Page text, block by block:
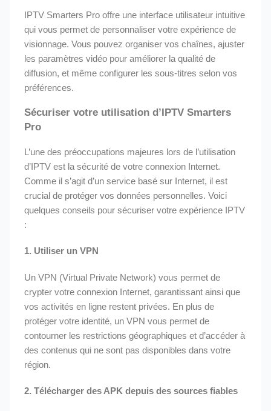
IPTV Smarters Pro offre une interface utilisateur intuitive
qui vous permet de personnaliser votre expérience de
visionnage. Vous pouvez organiser vos chaînes, ajuster
les paramètres vidéo pour améliorer la qualité de
diffusion, et même configurer les sous-titres selon vos
préférences.
Sécuriser votre utilisation d’IPTV Smarters
Pro
L’une des préoccupations majeures lors de l’utilisation
d’IPTV est la sécurité de votre connexion Internet.
Comme il s’agit d’un service basé sur Internet, il est
crucial de protéger vos données personnelles. Voici
quelques conseils pour sécuriser votre expérience IPTV
:
1. Utiliser un VPN
Un VPN (Virtual Private Network) vous permet de
crypter votre connexion Internet, garantissant ainsi que
vos activités en ligne restent privées. En plus de
protéger votre identité, un VPN vous permet de
contourner les restrictions géographiques et d’accéder à
des contenus qui ne sont pas disponibles dans votre
région.
2.Télécharger des APK depuis des sources fiables